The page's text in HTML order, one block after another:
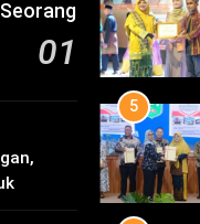
01
Waga
6